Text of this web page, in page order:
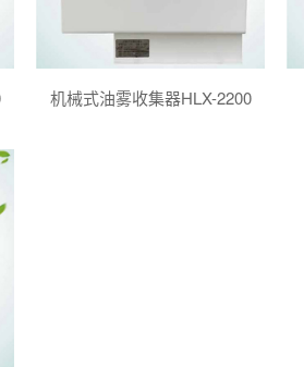
机械式油雾收集器HLX-2200